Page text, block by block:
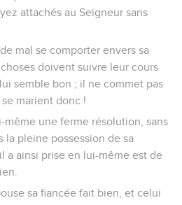
attachés au Seigneur sans
mal se comporter envers sa
doivent suivre leur cours
semble bon ; il ne commet pas
marient donc !
même une ferme résolution, sans
la pleine possession de sa
a ainsi prise en lui-même est de
sa fiancée fait bien, et celui